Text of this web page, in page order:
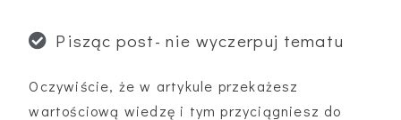
Pisząc post- nie wyczerpuj tematu
Oczywiście, że w artykule przekażesz
wartościową wiedzę i tym przyciągniesz do